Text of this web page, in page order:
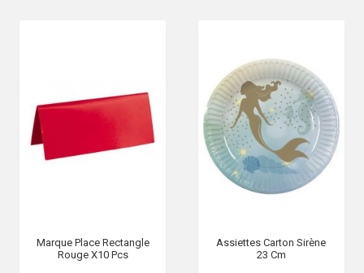
Marque Place Rectangle
Rouge X10 Pcs
Assiettes Carton Sirène
23 Cm